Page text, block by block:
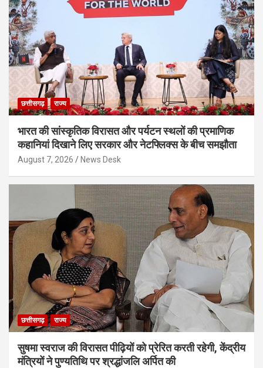
छत्तीसगढ़ राज्य
भारत की सांस्कृतिक विरासत और पर्यटन स्थलों की प्रमाणिक
कहानियां दिखाने लिए सरकार और नेटफ्लिक्स के बीच समझौता
August 7, 2026 News Desk
छत्तीसगढ़ राज्य
सुषमा स्वराज की विरासत पीढ़ियों को प्रेरित करती रहेगी, केंद्रीय
मंत्रियों ने पुण्यतिथि पर श्रद्धांजलि अर्पित की